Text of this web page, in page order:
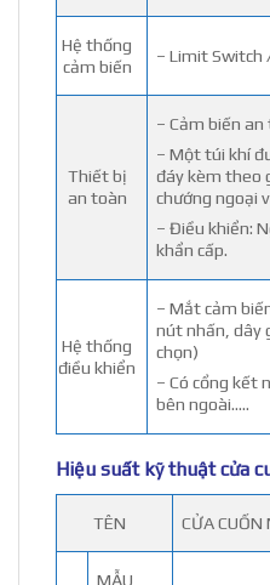
Hệ thống
cảm biến
– Limit Switch
Thiết bị
an toàn
– Cảm biến an
– Một túi khí
đáy kèm theo
chướng ngoại
– Điều khiển:
khẩn cấp.
Hệ thống
điều khiển
– Mắt cảm
nút nhấn, dây
chọn)
– Có cổng kết
bên ngoài…..
Hiệu suất kỹ thuật cửa
TÊN CỬA CUỐN
MẪU